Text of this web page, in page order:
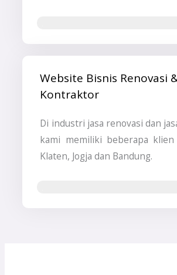
Website Bisnis Renovasi
Kontraktor
Di industri jasa renovasi dan
kami memiliki beberapa klien
Klaten, Jogja dan Bandung.